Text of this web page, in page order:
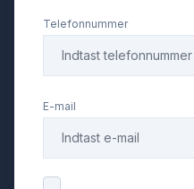
Telefonnummer
E-mail